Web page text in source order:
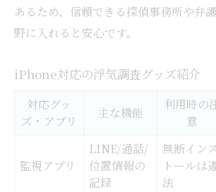
あるため、信頼できる探偵事務所や弁
野に入れると安心です。
iPhone対応の浮気調査グッズ紹介
対応グッ
ズ・アプリ
主な機能
利用時の
意
監視アプリ
LINE/通話/
位置情報の
記録
無断イン
トールは
法